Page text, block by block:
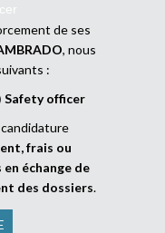
de ses
, nous
:
Safety officer
frais ou
échange de
des dossiers.